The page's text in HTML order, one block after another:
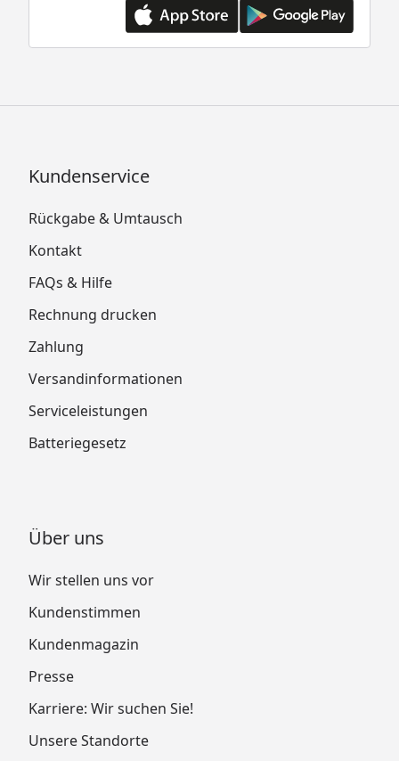
Kundenservice
Rückgabe & Umtausch
Kontakt
FAQs & Hilfe
Rechnung drucken
Zahlung
Versandinformationen
Serviceleistungen
Batteriegesetz
Über uns
Wir stellen uns vor
Kundenstimmen
Kundenmagazin
Presse
Karriere: Wir suchen Sie!
Unsere Standorte